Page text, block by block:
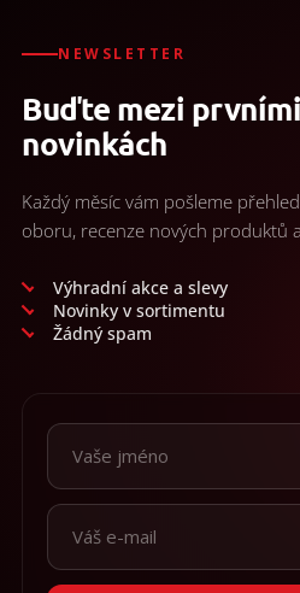
NEWSLETTER
Buďte mezi
novinkách
Každý měsíc vám pošleme
oboru, recenze nových produktů
Výhradní akce a slevy
Novinky v sortimentu
Žádný spam